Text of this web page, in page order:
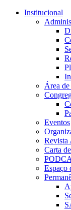
Conteúdo principal
Institucional
Área
Eventos
Revista
Carta
Espaço